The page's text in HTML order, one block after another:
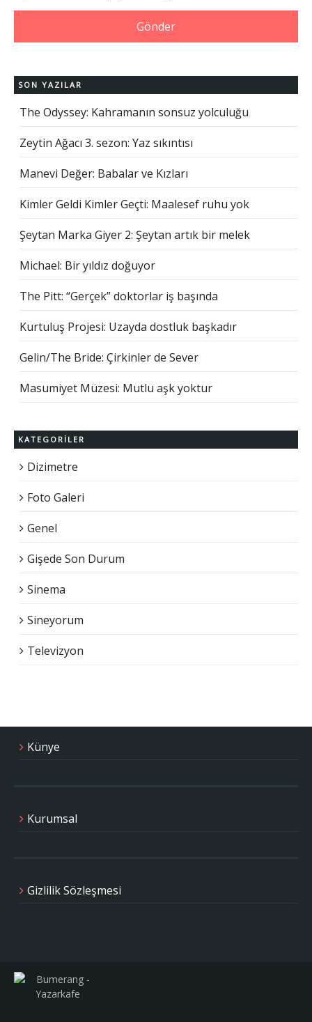
SON YAZILAR
The Odyssey: Kahramanın sonsuz yolculuğu
Zeytin Ağacı 3. sezon: Yaz sıkıntısı
Manevi Değer: Babalar ve Kızları
Kimler Geldi Kimler Geçti: Maalesef ruhu yok
Şeytan Marka Giyer 2: Şeytan artık bir melek
Michael: Bir yıldız doğuyor
The Pitt: “Gerçek” doktorlar iş başında
Kurtuluş Projesi: Uzayda dostluk başkadır
Gelin/The Bride: Çirkinler de Sever
Masumiyet Müzesi: Mutlu aşk yoktur
KATEGORILER
Dizimetre
Foto Galeri
Genel
Gişede Son Durum
Sinema
Sineyorum
Televizyon
Künye
Kurumsal
Gizlilik Sözleşmesi